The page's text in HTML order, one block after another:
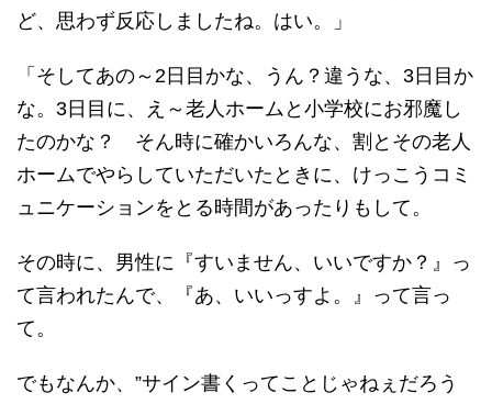
ど、思わず反応しましたね。はい。」
「そしてあの～2日目かな、うん？違うな、3日目か
な。3日目に、え～老人ホームと小学校にお邪魔し
たのかな？ そん時に確かいろんな、割とその老人
ホームでやらしていただいたときに、けっこうコミ
ュニケーションをとる時間があったりもして。
その時に、男性に『すいません、いいですか？』っ
て言われたんで、『あ、いいっすよ。』って言っ
て。
でもなんか、”サイン書くってことじゃねぇだろう